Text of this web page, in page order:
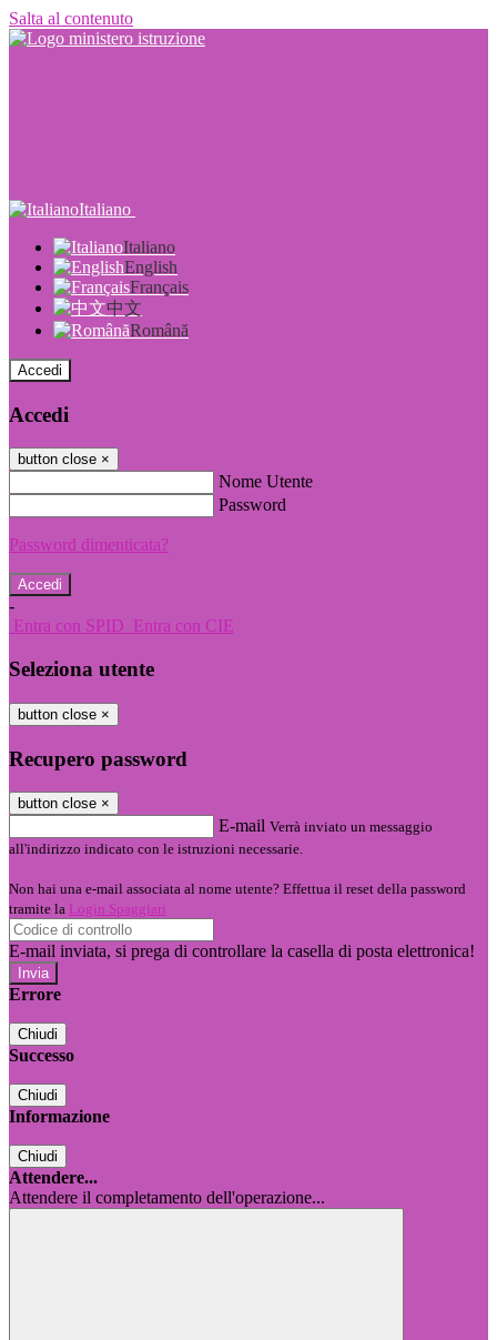
Salta al contenuto
Italiano
Italiano
English
Français
中文
Română
Accedi
Accedi
button close ×
Nome Utente
Password
Password dimenticata?
-
Entra con SPID Entra con CIE
Seleziona utente
button close ×
Recupero password
button close ×
E-mail Verrà inviato un messaggio
all'indirizzo indicato con le istruzioni necessarie.
Non hai una e-mail associata al nome utente? Effettua il reset della password
tramite la Login Spaggiari
E-mail inviata, si prega di controllare la casella di posta elettronica!
Errore
Chiudi
Successo
Chiudi
Informazione
Chiudi
Attendere...
Attendere il completamento dell'operazione...